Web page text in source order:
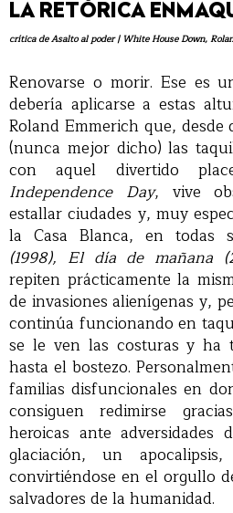
LA RETÓRICA
crítica de Asalto al poder | White House Down,
Renovarse o morir. Ese es
debería aplicarse a estas
Roland Emmerich que, desde
(nunca mejor dicho) las
con aquel divertido
Independence Day, vive
estallar ciudades y, muy
la Casa Blanca, en todas
(1998), El día de mañana
repiten prácticamente la
de invasiones alienígenas y,
continúa funcionando en
se le ven las costuras y ha
hasta el bostezo.
familias disfuncionales en
consiguen redimirse
heroicas ante adversidades
glaciación, un apocalipsis,
convirtiéndose en el orgullo
salvadores de la humanidad.